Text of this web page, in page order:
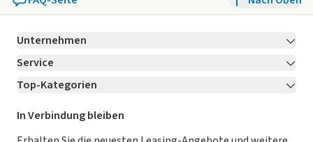
Unternehmen
Über LeasingMarkt.de
Karriere Jetzt bewerben!
Für Händler
Service
Kontakt
Ratgeber
Magazin
Top-Kategorien
Leasing Deals
Gebrauchtwagen Leasing
In Verbindung bleiben